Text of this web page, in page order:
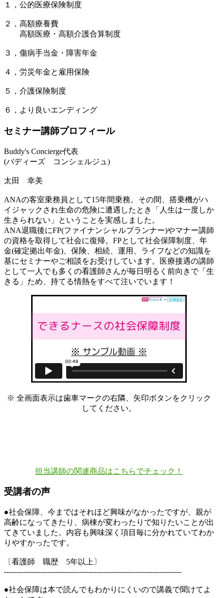
１，公的医療保険制度
２，高額療養費
高額医療・高額介護合算制度
３，傷病手当金・障害年金
４，労災年金と雇用保険
５，介護保険制度
６，より良いエンディング
セミナー講師プロフィール
Buddy's Concierge代表
(バディーズ コンシェルジュ)
太田 幸美
ANAの客室乗務員として15年間乗務。その間、搭乗機がハ
イジャックされ生命の危険に遭遇したとき「人生は一度しか
生きられない」ということを実感しました。
ANA退職後にFP(ファイナンシャルプランナー)やマナー講師
の資格を取得して社会に復帰。FPとして社会保障制度、年
金(確定拠出年金)、保険、相続、運用、ライフなどの知識を
基にセミナーやご相談をお受けしています。医療接遇の講師
として一人でも多くの看護師さんが毎日明るく前向きで「生
きる」ため、持てる情熱をすべて注いでいます！
※ 全画面表示は歯車マークの右隣、矢印ボタンをクリック
してください。
担当講師の関連商品はこちらでチェック！
受講者の声
●社会保障、今まではそれほど興味がなかったですが、親が
高齢になってきたり、病棟が変わったりで知りたいことが出
てきていました。内容も興味深く項目毎に分かれていてわか
りやすかったです。
〔看護師 職歴 5年以上〕
-------------------------------------------------------------------------
●社会保障は本で読んでもわかりにくいので講義で聞けてよ